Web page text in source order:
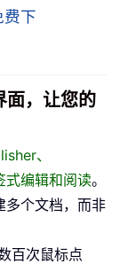
费下
面，让您的
、
编辑和阅读。
多个文档，而非
百次鼠标点